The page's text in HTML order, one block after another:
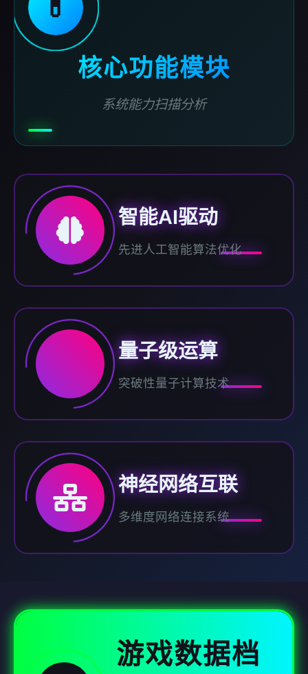
💊
核心功能模块
系统能力扫描分析
智能AI驱动
先进人工智能算法优化
量子级运算
突破性量子计算技术
神经网络互联
多维度网络连接系统
游戏数据档